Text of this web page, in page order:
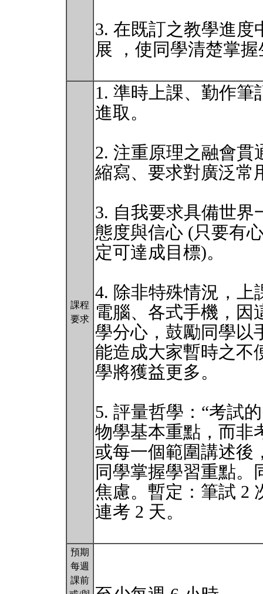
3. 在既訂之教學進度
展 ，使同學清楚掌
課程
要求
1. 準時上課、勤作
進取。
2. 注重原理之融會貫
縮寫、要求對廣泛常
3. 自我要求具備世界
態度與信心 (只要有
定可達成目標)。
4. 除非特殊情況，上
電腦、各式手機，因
學分心，鼓勵同學以
能造成大家暫時之不
學將獲益更多。
5. 評量哲學：“考試
物學基本重點，而非
或每一個範圍講述後
同學掌握學習重點。
焦慮。暫定：筆試 2
連考 2 天。
預期
每週
課前